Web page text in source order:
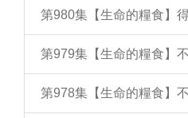
第980集【生命的糧食】
第979集【生命的糧食】
第978集【生命的糧食】